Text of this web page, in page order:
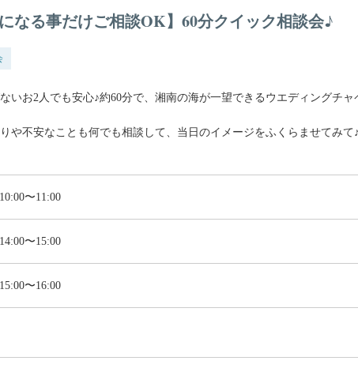
になる事だけご相談OK】60分クイック相談会♪
いお2人でも安心♪約60分で、湘南の海が一望できるウエディングチ
や不安なことも何でも相談して、当日のイメージをふくらませてみて♪
10:00〜11:00
14:00〜15:00
15:00〜16:00